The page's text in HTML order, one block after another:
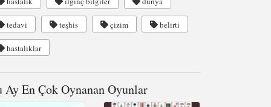
tedavi teşhis çizim belirti
hastalıklar
Ay En Çok Oynanan Oyunlar